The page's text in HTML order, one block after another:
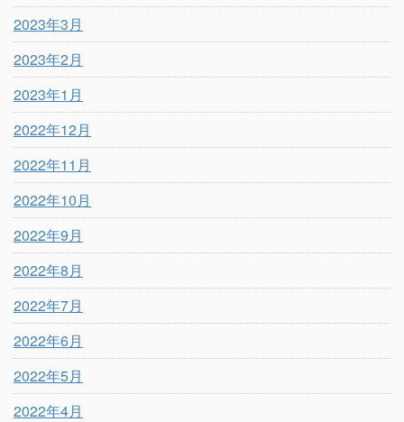
2023年3月
2023年2月
2023年1月
2022年12月
2022年11月
2022年10月
2022年9月
2022年8月
2022年7月
2022年6月
2022年5月
2022年4月